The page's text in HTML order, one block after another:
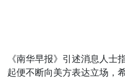
《南华早报》引述消息人士
起便不断向美方表达立场，